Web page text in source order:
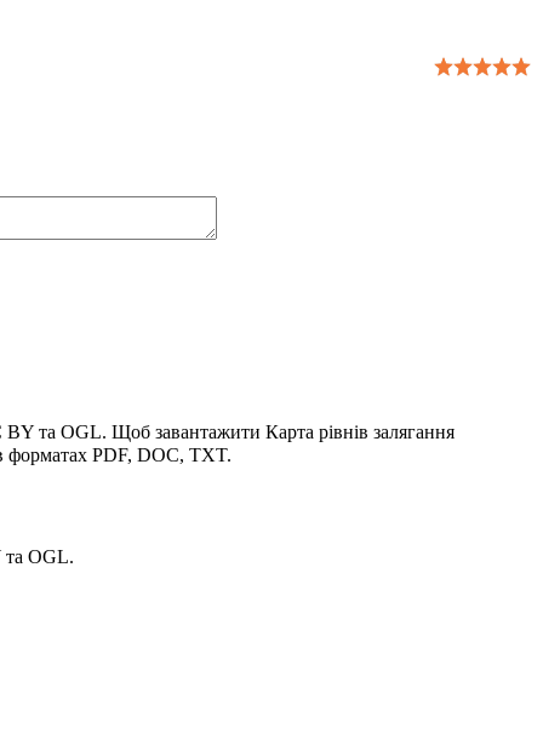
BY та OGL. Щоб завантажити Карта рівнів залягання
форматах PDF, DOC, TXT.
та OGL.